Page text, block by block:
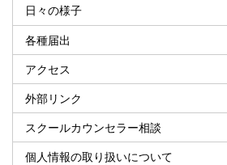
日々の様子
各種届出
アクセス
外部リンク
スクールカウンセラー相談
個人情報の取り扱いについて